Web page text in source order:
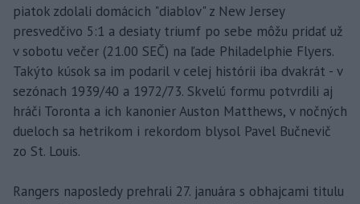
piatok zdolali domácich "diablov" z New Jersey
presvedčivo 5:1 a desiaty triumf po sebe môžu pridať už
v sobotu večer (21.00 SEČ) na ľade Philadelphie Flyers.
Takýto kúsok sa im podaril v celej histórii iba dvakrát - v
sezónach 1939/40 a 1972/73. Skvelú formu potvrdili aj
hráči Toronta a ich kanonier Auston Matthews, v nočných
dueloch sa hetrikom i rekordom blysol Pavel Bučnevič
zo St. Louis.
Rangers naposledy prehrali 27. januára s obhajcami titulu